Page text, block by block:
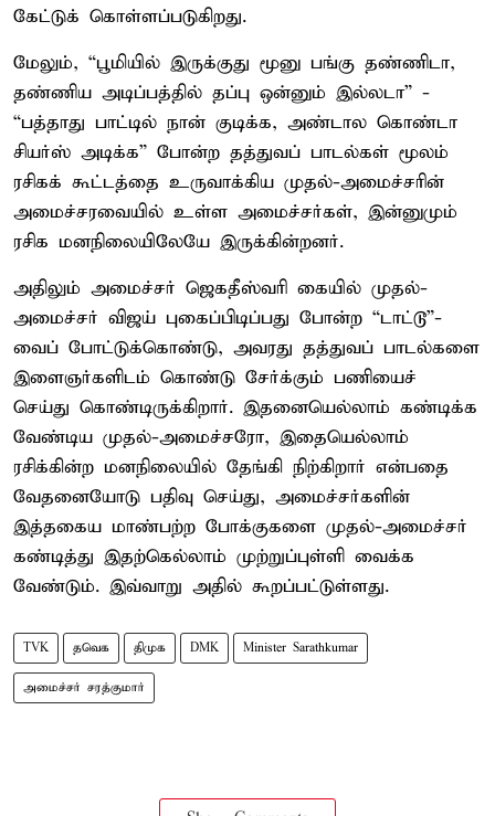
கேட்டுக் கொள்ளப்படுகிறது.
மேலும், “பூமியில் இருக்குது மூனு பங்கு தண்ணிடா,
தண்ணிய அடிப்பத்தில் தப்பு ஒன்னும் இல்லடா” -
“பத்தாது பாட்டில் நான் குடிக்க, அண்டால கொண்டா
சியர்ஸ் அடிக்க” போன்ற தத்துவப் பாடல்கள் மூலம்
ரசிகக் கூட்டத்தை உருவாக்கிய முதல்-அமைச்சரின்
அமைச்சரவையில் உள்ள அமைச்சர்கள், இன்னுமும்
ரசிக மனநிலையிலேயே இருக்கின்றனர்.
அதிலும் அமைச்சர் ஜெகதீஸ்வரி கையில் முதல்-
அமைச்சர் விஜய் புகைப்பிடிப்பது போன்ற “டாட்டூ”-
வைப் போட்டுக்கொண்டு, அவரது தத்துவப் பாடல்களை
இளைஞர்களிடம் கொண்டு சேர்க்கும் பணியைச்
செய்து கொண்டிருக்கிறார். இதனையெல்லாம் கண்டிக்க
வேண்டிய முதல்-அமைச்சரோ, இதையெல்லாம்
ரசிக்கின்ற மனநிலையில் தேங்கி நிற்கிறார் என்பதை
வேதனையோடு பதிவு செய்து, அமைச்சர்களின்
இத்தகைய மாண்பற்ற போக்குகளை முதல்-அமைச்சர்
கண்டித்து இதற்கெல்லாம் முற்றுப்புள்ளி வைக்க
வேண்டும். இவ்வாறு அதில் கூறப்பட்டுள்ளது.
TVK தவெக திமுக DMK Minister Sarathkumar
அமைச்சர் சரத்குமார்